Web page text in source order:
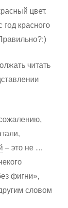
цвет.
год красного
читать
– это не …
фигни»,
словом